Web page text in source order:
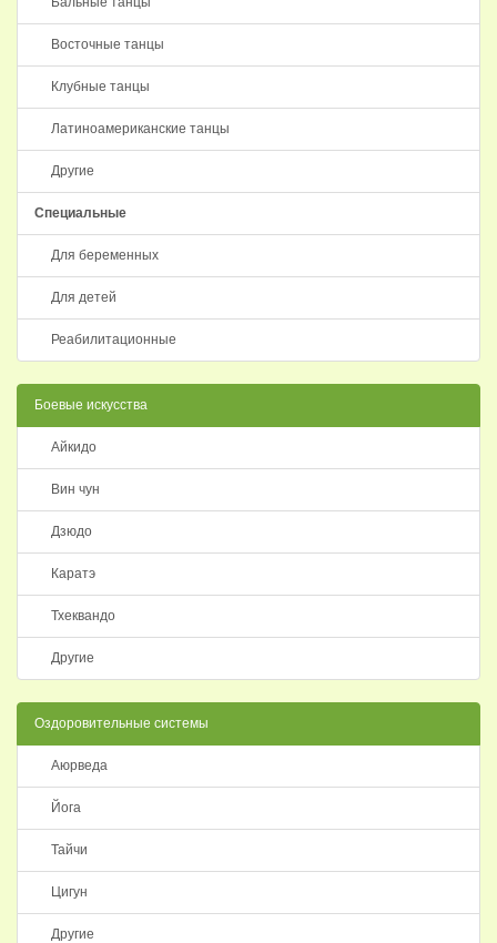
Восточные танцы
Клубные танцы
Латиноамериканские танцы
Другие
Специальные
Для беременных
Для детей
Реабилитационные
Боевые искусства
Айкидо
Вин чун
Дзюдо
Каратэ
Тхеквандо
Другие
Оздоровительные системы
Аюрведа
Йога
Тайчи
Цигун
Другие